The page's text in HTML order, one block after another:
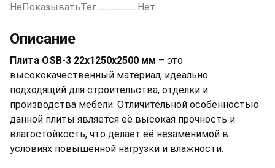
НеПоказыватьТег
Нет
Описание
Плита OSB-3 22х1250х2500 мм – это
высококачественный материал, идеально
подходящий для строительства, отделки и
производства мебели. Отличительной особенностью
данной плиты является её высокая прочность и
влагостойкость, что делает её незаменимой в
условиях повышенной нагрузки и влажности.